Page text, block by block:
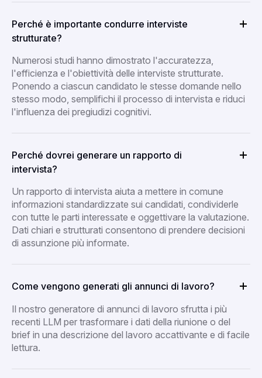
Perché è importante condurre interviste
strutturate?
Numerosi studi hanno dimostrato l'accuratezza,
l'efficienza e l'obiettività delle interviste strutturate.
Ponendo a ciascun candidato le stesse domande nello
stesso modo, semplifichi il processo di intervista e riduci
l'influenza dei pregiudizi cognitivi.
Perché dovrei generare un rapporto di
intervista?
Un rapporto di intervista aiuta a mettere in comune
informazioni standardizzate sui candidati, condividerle
con tutte le parti interessate e oggettivare la valutazione.
Dati chiari e strutturati consentono di prendere decisioni
di assunzione più informate.
Come vengono generati gli annunci di lavoro?
Il nostro generatore di annunci di lavoro sfrutta i più
recenti LLM per trasformare i dati della riunione o del
brief in una descrizione del lavoro accattivante e di facile
lettura.